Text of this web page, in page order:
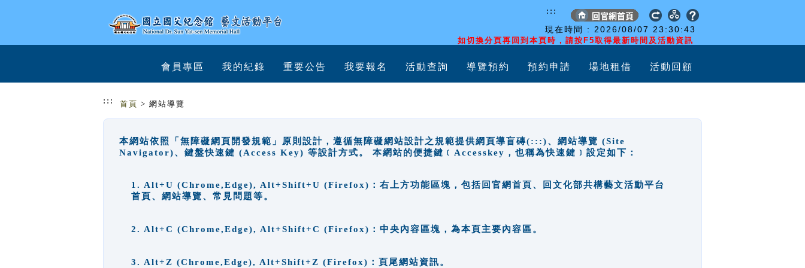
現在時間 : 2026/08/07 23:30:43
如切換分頁再回到本頁時，請按F5取得最新時間及活動資訊
:::
會員專區 我的紀錄 重要公告 我要報名 活動查詢 導覽預約 預約申請 場地租借 活動回顧
::: 首頁 > 網站導覽
本網站依照「無障礙網頁開發規範」原則設計，遵循無障礙網站設計之規範提供網頁導盲磚(:::)、網站導覽 (Site
Navigator)、鍵盤快速鍵 (Access Key) 等設計方式。 本網站的便捷鍵﹝Accesskey，也稱為快速鍵﹞設定如下：
1. Alt+U (Chrome,Edge), Alt+Shift+U (Firefox)：右上方功能區塊，包括回官網首頁、回文化部共構藝文活動平台
首頁、網站導覽、常見問題等。
2. Alt+C (Chrome,Edge), Alt+Shift+C (Firefox)：中央內容區塊，為本頁主要內容區。
3. Alt+Z (Chrome,Edge), Alt+Shift+Z (Firefox)：頁尾網站資訊。